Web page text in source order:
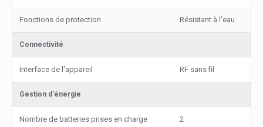
Fonctions de protection Résistant à l'eau
Connectivité
Interface de l'appareil RF sans fil
Gestion d'énergie
Nombre de batteries prises en charge 2